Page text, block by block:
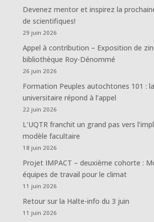
Devenez mentor et inspirez la
de scientifiques!
29 juin 2026
Appel à contribution – Exposition de
bibliothèque Roy-Dénommé
26 juin 2026
Formation Peuples autochtones 101 :
universitaire répond à l’appel
22 juin 2026
L’UQTR franchit un grand pas vers
modèle facultaire
18 juin 2026
Projet IMPACT – deuxième cohorte :
équipes de travail pour le climat
11 juin 2026
Retour sur la Halte-info du 3 juin
11 juin 2026